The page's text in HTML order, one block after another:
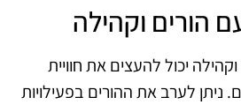
הורים וקהילה
יכול להעצים את חוויית
לערב את ההורים בפעילויות